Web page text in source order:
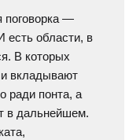
поговорка —
есть области, в
В которых
вкладывают
ради понта, а
в дальнейшем.